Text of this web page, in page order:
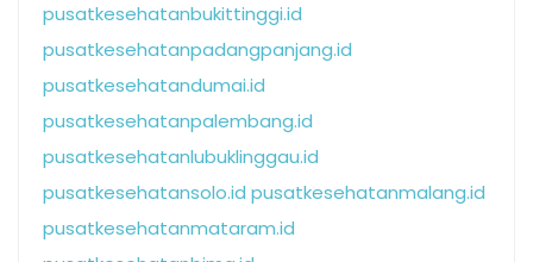
pusatkesehatanbukittinggi.id
pusatkesehatanpadangpanjang.id
pusatkesehatandumai.id
pusatkesehatanpalembang.id
pusatkesehatanlubuklinggau.id
pusatkesehatansolo.id pusatkesehatanmalang.id
pusatkesehatanmataram.id